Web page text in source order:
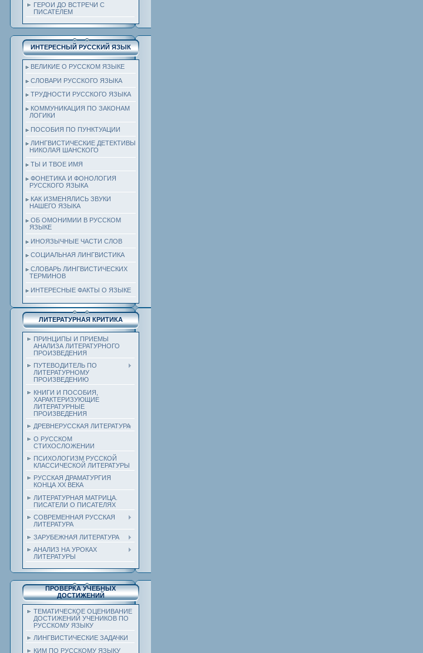
ГЕРОИ ДО ВСТРЕЧИ С
ПИСАТЕЛЕМ
ИНТЕРЕСНЫЙ РУССКИЙ ЯЗЫК
ВЕЛИКИЕ О РУССКОМ ЯЗЫКЕ
СЛОВАРИ РУССКОГО ЯЗЫКА
ТРУДНОСТИ РУССКОГО ЯЗЫКА
КОММУНИКАЦИЯ ПО ЗАКОНАМ
ЛОГИКИ
ПОСОБИЯ ПО ПУНКТУАЦИИ
ЛИНГВИСТИЧЕСКИЕ ДЕТЕКТИВЫ
НИКОЛАЯ ШАНСКОГО
ТЫ И ТВОЕ ИМЯ
ФОНЕТИКА И ФОНОЛОГИЯ
РУССКОГО ЯЗЫКА
КАК ИЗМЕНЯЛИСЬ ЗВУКИ
НАШЕГО ЯЗЫКА
ОБ ОМОНИМИИ В РУССКОМ
ЯЗЫКЕ
ИНОЯЗЫЧНЫЕ ЧАСТИ СЛОВ
СОЦИАЛЬНАЯ ЛИНГВИСТИКА
СЛОВАРЬ ЛИНГВИСТИЧЕСКИХ
ТЕРМИНОВ
ИНТЕРЕСНЫЕ ФАКТЫ О ЯЗЫКЕ
ЛИТЕРАТУРНАЯ КРИТИКА
ПРИНЦИПЫ И ПРИЕМЫ
АНАЛИЗА ЛИТЕРАТУРНОГО
ПРОИЗВЕДЕНИЯ
ПУТЕВОДИТЕЛЬ ПО
ЛИТЕРАТУРНОМУ
ПРОИЗВЕДЕНИЮ
КНИГИ И ПОСОБИЯ,
ХАРАКТЕРИЗУЮЩИЕ
ЛИТЕРАТУРНЫЕ
ПРОИЗВЕДЕНИЯ
ДРЕВНЕРУССКАЯ ЛИТЕРАТУРА
О РУССКОМ
СТИХОСЛОЖЕНИИ
ПСИХОЛОГИЗМ РУССКОЙ
КЛАССИЧЕСКОЙ ЛИТЕРАТУРЫ
РУССКАЯ ДРАМАТУРГИЯ
КОНЦА ХХ ВЕКА
ЛИТЕРАТУРНАЯ МАТРИЦА.
ПИСАТЕЛИ О ПИСАТЕЛЯХ
СОВРЕМЕННАЯ РУССКАЯ
ЛИТЕРАТУРА
ЗАРУБЕЖНАЯ ЛИТЕРАТУРА
АНАЛИЗ НА УРОКАХ
ЛИТЕРАТУРЫ
ПРОВЕРКА УЧЕБНЫХ
ДОСТИЖЕНИЙ
ТЕМАТИЧЕСКОЕ ОЦЕНИВАНИЕ
ДОСТИЖЕНИЙ УЧЕНИКОВ ПО
РУССКОМУ ЯЗЫКУ
ЛИНГВИСТИЧЕСКИЕ ЗАДАЧКИ
КИМ ПО РУССКОМУ ЯЗЫКУ